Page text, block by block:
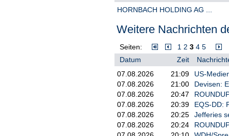
HORNBACH HOLDING AG ...
Weitere Nachrichten
Seiten: 1 2 3 4 5
Datum
Zeit
07.08.2026
21:09
US-
07.08.2026
21:00
Devisen:
07.08.2026
20:47
07.08.2026
20:39
EQS-DD:
07.08.2026
20:25
Jefferies
07.08.2026
20:24